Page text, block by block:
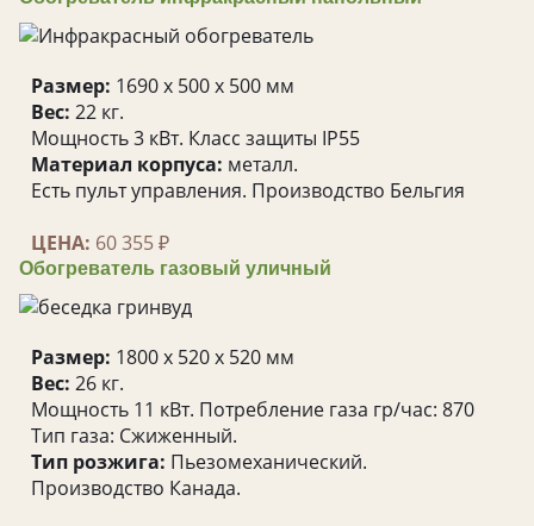
Размер: 1690 x 500 x 500 мм
Вес: 22 кг.
Мощность 3 кВт. Класс защиты IP55
Материал корпуса: металл.
Есть пульт управления. Производство Бельгия
ЦЕНА: 60 355 ₽
Обогреватель газовый уличный
Размер: 1800 x 520 x 520 мм
Вес: 26 кг.
Мощность 11 кВт. Потребление газа гр/час: 870
Тип газа: Сжиженный.
Тип розжига: Пьезомеханический.
Производство Канада.